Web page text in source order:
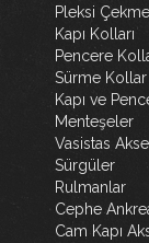
Pleksi
Kapı Kolları
Pencere
Sürme Kollar
Kapı ve
Menteşeler
Vasistas
Sürgüler
Rulmanlar
Cephe
Cam Kapı